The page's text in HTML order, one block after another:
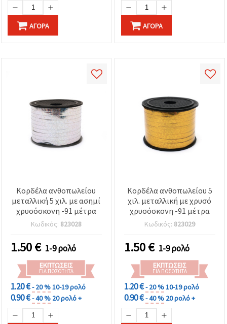
ΑΓΟΡΆ ΑΓΟΡΆ
Κορδέλα ανθοπωλείου
μεταλλική 5 χιλ. με ασημί
χρυσόσκονη -91 μέτρα
Κωδικός: 823028
1.50€ 1-9 ρολό
ΕΚΠΤΏΣΕΙΣ
ΓΙΑ ΠΟΣΌΤΗΤΑ
1.20 €- 20 %10-19 ρολό
0.90 €- 40 % 20 ρολό +
Κορδέλα ανθοπωλείου 5
χιλ. μεταλλική με χρυσό
χρυσόσκονη -91 μέτρα
Κωδικός: 823029
1.50€ 1-9 ρολό
ΕΚΠΤΏΣΕΙΣ
ΓΙΑ ΠΟΣΌΤΗΤΑ
1.20 €- 20 %10-19 ρολό
0.90 €- 40 % 20 ρολό +